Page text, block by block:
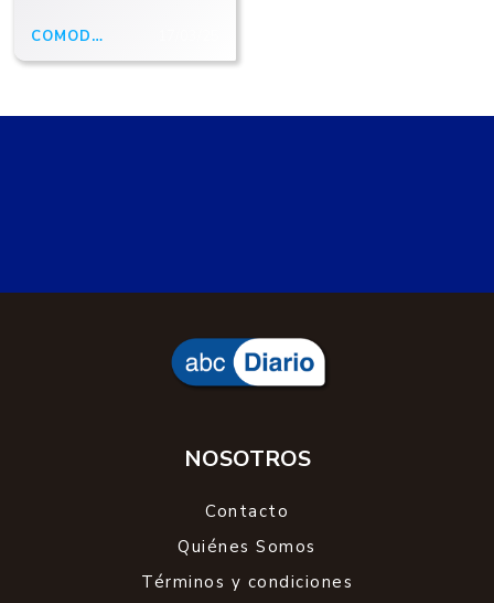
COMODORO
NOSOTROS
Contacto
Quiénes Somos
Términos y condiciones